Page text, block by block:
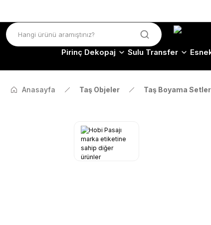
Pirinç Dekopaj Sulu Transfer
Anasayfa Taş Objeler Taş Boyama